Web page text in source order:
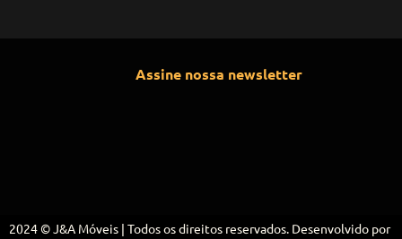
Assine nossa newsletter
2024 © J&A Móveis | Todos os direitos reservados. Desenvolvido por